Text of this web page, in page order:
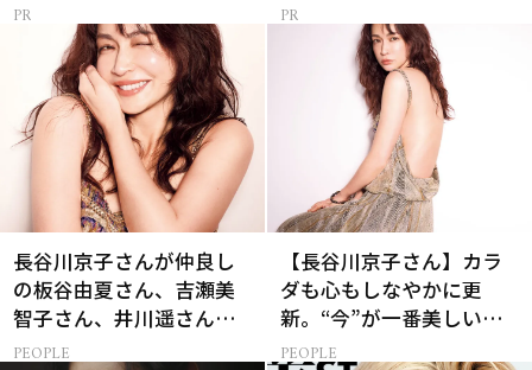
長谷川京子さんが仲良し
の板谷由夏さん、吉瀬美
智子さん、井川遥さんと
集まる理由は…
PEOPLE
【長谷川京子さん】カラ
ダも心もしなやかに更
新。“今”が一番美しい
［特別画像集］
PEOPLE